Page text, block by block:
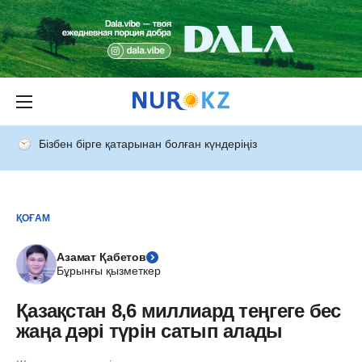
Бізбен бірге қатарынан болған күндеріңіз
ҚОҒАМ
Азамат Қабетов
Бұрынғы қызметкер
Қазақстан 8,6 миллиард теңгеге бес
жаңа дәрі түрін сатып алады